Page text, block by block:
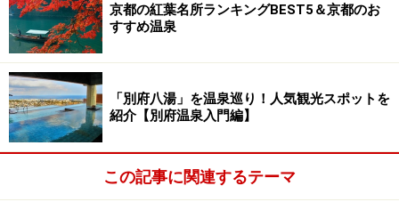
京都の紅葉名所ランキングBEST5＆京都のお
すすめ温泉
「別府八湯」を温泉巡り！人気観光スポットを
紹介【別府温泉入門編】
この記事に関連するテーマ